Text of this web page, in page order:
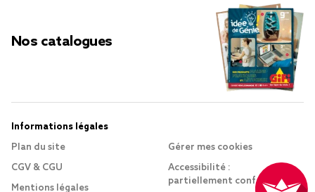
Nos catalogues
Informations légales
Plan du site
CGV & CGU
Mentions légales
Gérer mes cookies
Accessibilité :
partiellement conforme